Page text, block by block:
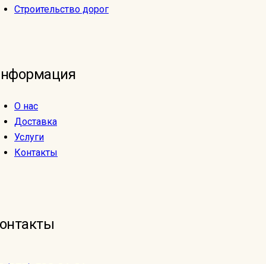
Строительство дорог
О нас
Доставка
Услуги
Контакты